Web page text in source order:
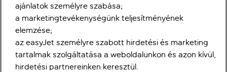
ajánlatok személyre szabása;
a marketingtevékenységünk teljesítményének
elemzése;
az easyJet személyre szabott hirdetési és marketing
tartalmak szolgáltatása a weboldalunkon és azon kívül,
hirdetési partnereinken keresztül.